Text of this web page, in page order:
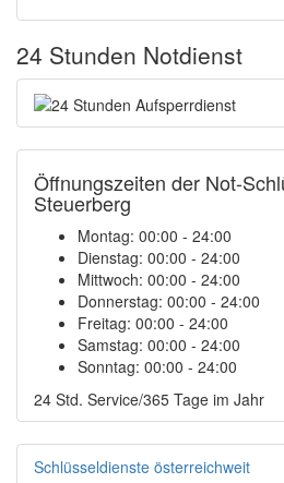
24 Stunden Notdienst
Öffnungszeiten der Not-
Steuerberg
Montag: 00:00 - 24:00
Dienstag: 00:00 - 24:00
Mittwoch: 00:00 - 24:00
Donnerstag: 00:00 - 24:00
Freitag: 00:00 - 24:00
Samstag: 00:00 - 24:00
Sonntag: 00:00 - 24:00
24 Std. Service/365 Tage im Jahr
Schlüsseldienste österreichweit